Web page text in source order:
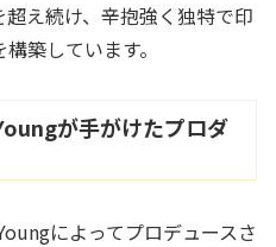
え続け、辛抱強く独特で印
築しています。
が手がけたプロダ
によってプロデュースさ